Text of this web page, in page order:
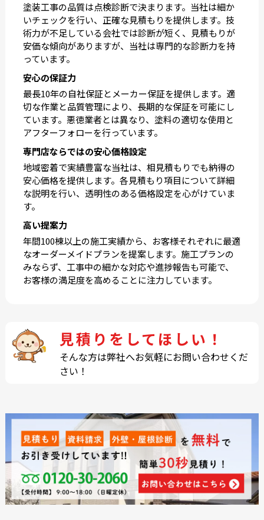
塗装工事の品質は点検診断で決まります。当社は細か
いチェックを行い、正確な見積もりを提供します。技
術力が不足している会社では診断が短く、見積もりが
安価な傾向がありますが、当社は専門的な診断力を持
っています。
安心の保証力
最長10年の自社保証とメーカー保証を提供します。適
切な作業と品質管理により、長期的な保証を可能にし
ています。悪徳業者とは異なり、塗料の適切な使用と
アフターフォローを行っています。
専門店ならではの安心価格設定
地域密着で実績豊富な当社は、相見積もりでも納得の
安心価格を提供します。各見積もり項目について詳細
な説明を行い、透明性のある価格設定を心がけていま
す。
高い提案力
年間100棟以上の施工実績から、お客様それぞれに最適
なオーダーメイドプランを提案します。施工プランの
みならず、工事中の細かな対応や進捗報告も可能で、
お客様の満足度を高めることに注力しています。
見積りをしてほしい！
そんな方は弊社へお気軽にお問い合わせくだ
さい！